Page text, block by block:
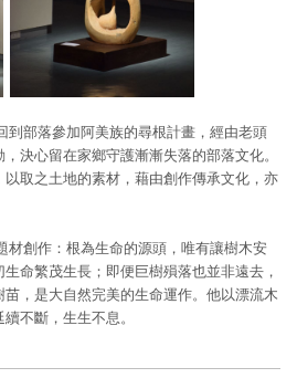
到部落參加阿美族的尋根計畫，經由老頭
決心留在家鄉守護漸漸失落的部落文化。
取之土地的素材，藉由創作傳承文化，亦
材創作：根為生命的源頭，唯有讓樹木安
命繁茂生長；即便巨樹殞落也並非遠去，
，是大自然完美的生命運作。他以漂流木
不斷，生生不息。